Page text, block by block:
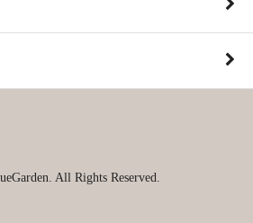
All Rights Reserved.